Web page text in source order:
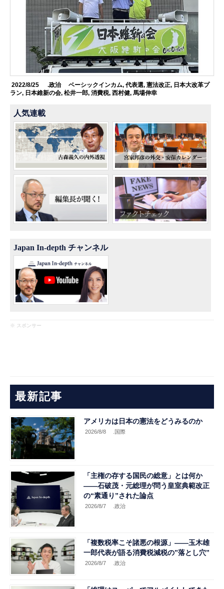
2022/8/25 .政治 ベーシックインカム, 代表選, 憲法改正, 日本大改革プ
ラン, 日本維新の会,松井一郎,消費税,西村健,馬場伸幸
人気連載
Japan In-depth チャンネル
※ スポンサー
最新記事
アメリカは日本の憲法をどうみるのか
2026/8/8 .国際
「主権の存する国民の総意」とは何か
――石破茂・元総理が問う皇室典範改正
の“素通り”された論点
2026/8/7 .政治
「複数税率こそ諸悪の根源」――玉木雄
一郎代表が語る消費税減税の”落とし穴”
2026/8/7 .政治